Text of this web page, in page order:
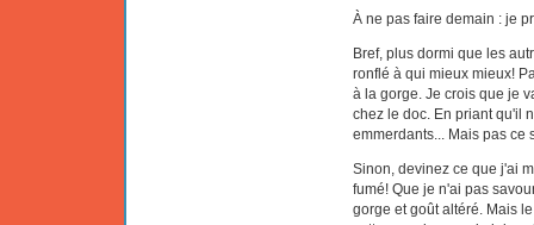
À ne pas faire demain : je
Bref, plus dormi que les
ronflé à qui mieux mieux!
à la gorge. Je crois que je
chez le doc. En priant qu'il
emmerdants... Mais pas ce
Sinon, devinez ce que j'ai
fumé! Que je n'ai pas
gorge et goût altéré. Mais